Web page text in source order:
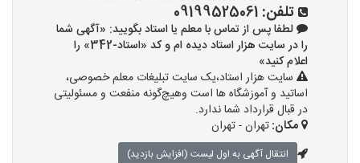
تلفن: 09199525061
لطفا پس از تماس با معلم یا استاد بگویید: «آگهی شما
را در سایت هزار استاد دیده ام و کد «استاد-342» را
اعلام کنید»
سایت هزار استاد،یک سایت تبلیغات معلم خصوصی،
اساتید و آموزشگاه ها است وهیچ‌گونه منفعت و مسئولیتی
در قبال قرارداد شما ندارد.
مکان:تهران - تهران
انتقال آگهی به اول لیست (افزایش بازدید)